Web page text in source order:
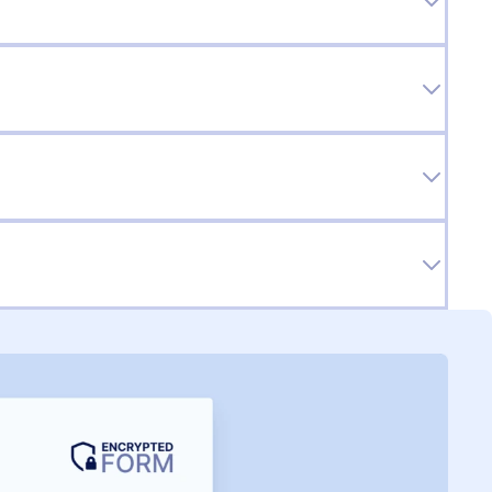
das informações pessoais dos alunos
e outros produtos, garantindo a
los contra spammers. Por exemplo,
um envio por IP ou computador, ou
horário ou número específico de envios.
los contra spammers. Por exemplo,
um envio por IP ou computador, ou
de seus formulários ou solicitar login para
estes são protegidos através do uso de
de nossos parceiros de ensino superior.